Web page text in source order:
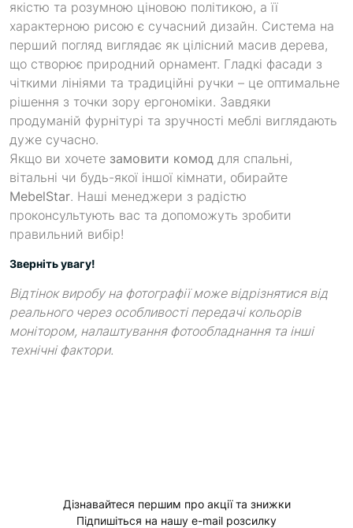
якістю та розумною ціновою політикою, а її
характерною рисою є сучасний дизайн. Система на
перший погляд виглядає як цілісний масив дерева,
що створює природний орнамент. Гладкі фасади з
чіткими лініями та традиційні ручки – це оптимальне
рішення з точки зору ергономіки. Завдяки
продуманій фурнітурі та зручності меблі виглядають
дуже сучасно.
Якщо ви хочете замовити комод для спальні,
вітальні чи будь-якої іншої кімнати, обирайте
MebelStar. Наші менеджери з радістю
проконсультують вас та допоможуть зробити
правильний вибір!
Зверніть увагу!
Відтінок виробу на фотографії може відрізнятися від
реального через особливості передачі кольорів
монітором, налаштування фотообладнання та інші
технічні фактори.
Дізнавайтеся першим про акції та знижки
Підпишіться на нашу e-mail розсилку